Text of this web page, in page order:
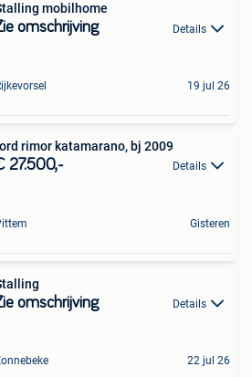
mobilhome
omschrijving Details
19 jul 26
rimor katamarano, bj 2009
27.500,- Details
Gisteren
omschrijving Details
22 jul 26